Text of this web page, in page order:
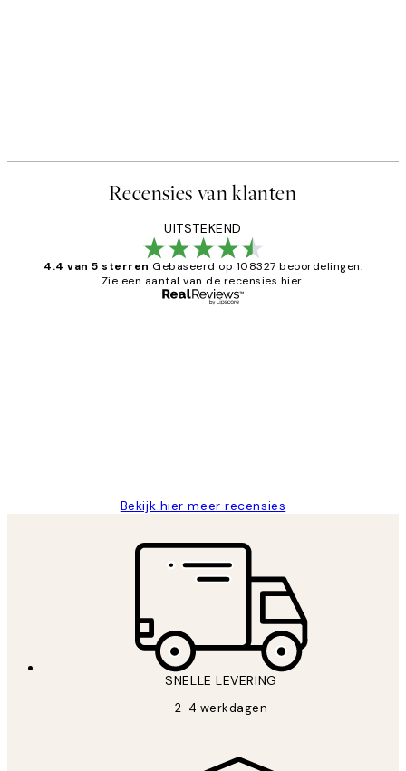
Recensies van klanten
UITSTEKEND
4.4 van 5 sterren Gebaseerd op 108327 beoordelingen.
Zie een aantal van de recensies hier.
Bekijk hier meer recensies
SNELLE LEVERING
2-4 werkdagen